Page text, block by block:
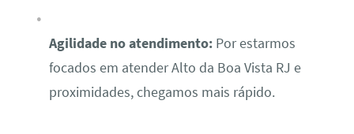
Agilidade no atendimento:Por estarmos
focados em atender Alto da Boa Vista RJ e
proximidades, chegamos mais rápido.